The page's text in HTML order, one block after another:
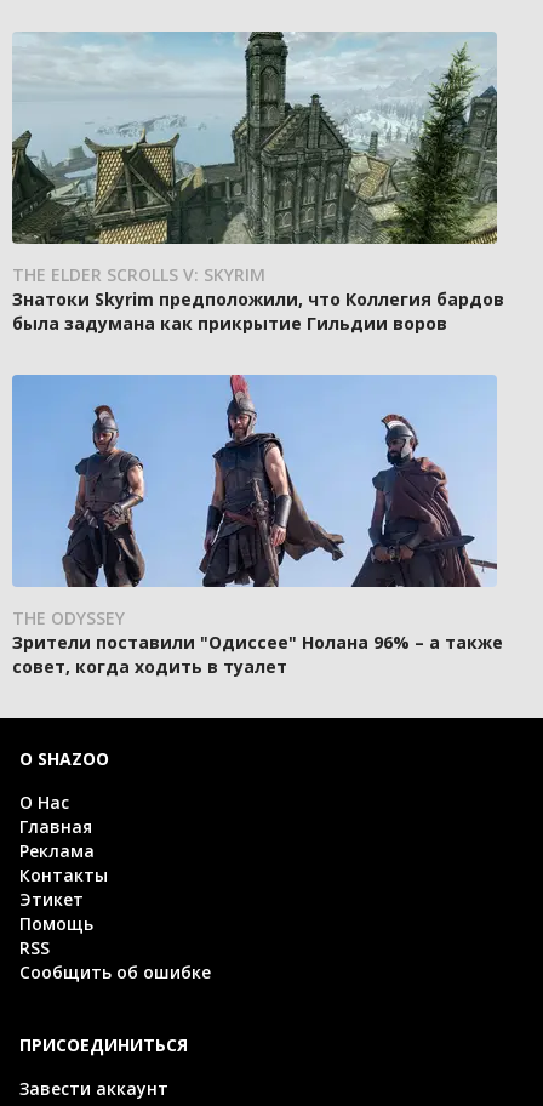
THE ELDER SCROLLS V: SKYRIM
Знатоки Skyrim предположили, что Коллегия бардов
была задумана как прикрытие Гильдии воров
THE ODYSSEY
Зрители поставили "Одиссее" Нолана 96% – а также
совет, когда ходить в туалет
О SHAZOO
О Нас
Главная
Реклама
Контакты
Этикет
Помощь
RSS
Сообщить об ошибке
ПРИСОЕДИНИТЬСЯ
Завести аккаунт